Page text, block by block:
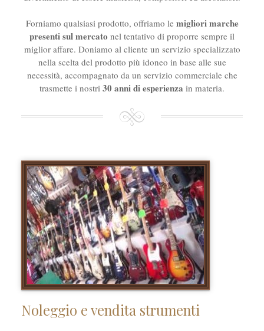
Forniamo qualsiasi prodotto, offriamo le migliori marche
presenti sul mercato nel tentativo di proporre sempre il
miglior affare. Doniamo al cliente un servizio specializzato
nella scelta del prodotto più idoneo in base alle sue
necessità, accompagnato da un servizio commerciale che
trasmette i nostri 30 anni di esperienza in materia.
Noleggio e vendita strumenti